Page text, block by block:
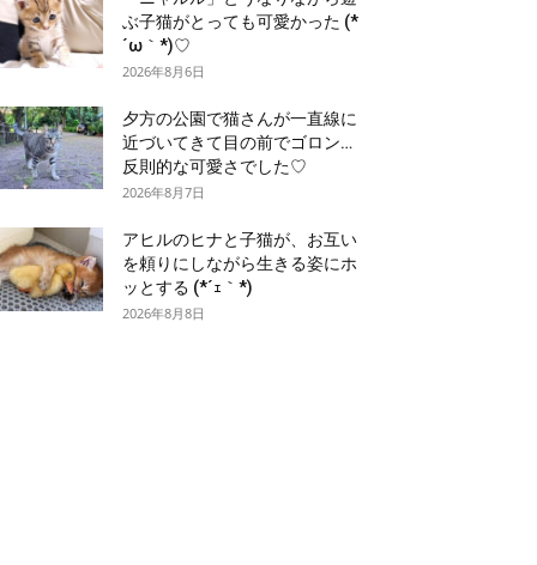
ぶ子猫がとっても可愛かった (*
´ω｀*)♡
2026年8月6日
夕方の公園で猫さんが一直線に
近づいてきて目の前でゴロン…
反則的な可愛さでした♡
2026年8月7日
アヒルのヒナと子猫が、お互い
を頼りにしながら生きる姿にホ
ッとする (*´ｪ｀*)
2026年8月8日